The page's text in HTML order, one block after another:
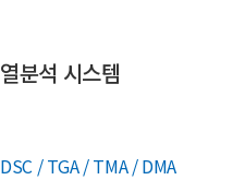
열분석 시스템
DSC / TGA / TMA / DMA